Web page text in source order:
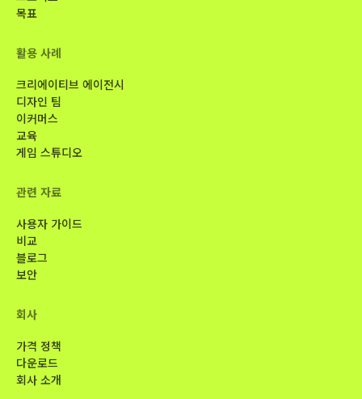
목표
활용 사례
크리에이티브 에이전시
디자인 팀
이커머스
교육
게임 스튜디오
관련 자료
사용자 가이드
비교
블로그
보안
회사
가격 정책
다운로드
회사 소개